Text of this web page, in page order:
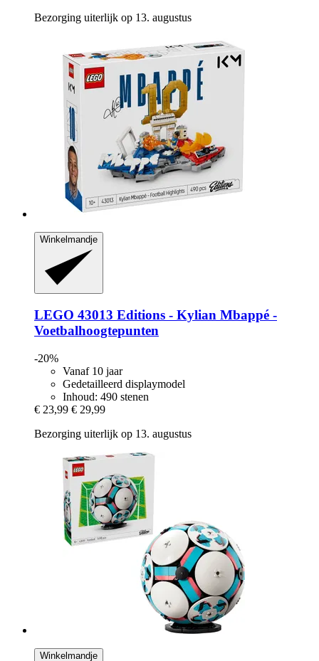
Bezorging uiterlijk op 13. augustus
Winkelmandje
LEGO 43013 Editions -​ Kylian Mbappé -​
Voetbalhoogtepunten
-20%
Vanaf 10 jaar
Gedetailleerd displaymodel
Inhoud: 490 stenen
€ 23,99 € 29,99
Bezorging uiterlijk op 13. augustus
Winkelmandje